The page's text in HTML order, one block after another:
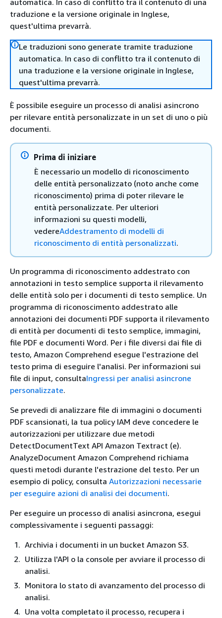
automatica. In caso di conflitto tra il contenuto di una
traduzione e la versione originale in Inglese,
quest'ultima prevarrà.
Le traduzioni sono generate tramite traduzione
automatica. In caso di conflitto tra il contenuto di
una traduzione e la versione originale in Inglese,
quest'ultima prevarrà.
È possibile eseguire un processo di analisi asincrono
per rilevare entità personalizzate in un set di uno o più
documenti.
Prima di iniziare
È necessario un modello di riconoscimento
delle entità personalizzato (noto anche come
riconoscimento) prima di poter rilevare le
entità personalizzate. Per ulteriori
informazioni su questi modelli,
vedereAddestramento di modelli di
riconoscimento di entità personalizzati.
Un programma di riconoscimento addestrato con
annotazioni in testo semplice supporta il rilevamento
delle entità solo per i documenti di testo semplice. Un
programma di riconoscimento addestrato alle
annotazioni dei documenti PDF supporta il rilevamento
di entità per documenti di testo semplice, immagini,
file PDF e documenti Word. Per i file diversi dai file di
testo, Amazon Comprehend esegue l'estrazione del
testo prima di eseguire l'analisi. Per informazioni sui
file di input, consultaIngressi per analisi asincrone
personalizzate.
Se prevedi di analizzare file di immagini o documenti
PDF scansionati, la tua policy IAM deve concedere le
autorizzazioni per utilizzare due metodi
DetectDocumentText API Amazon Textract (e).
AnalyzeDocument Amazon Comprehend richiama
questi metodi durante l'estrazione del testo. Per un
esempio di policy, consulta Autorizzazioni necessarie
per eseguire azioni di analisi dei documenti.
Per eseguire un processo di analisi asincrona, esegui
complessivamente i seguenti passaggi:
Archivia i documenti in un bucket Amazon S3.
Utilizza l'API o la console per avviare il processo di
analisi.
Monitora lo stato di avanzamento del processo di
analisi.
Una volta completato il processo, recupera i